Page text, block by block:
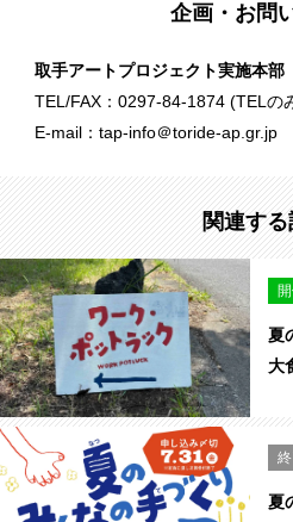
企画・お問
取手アートプロジェクト実施本部
TEL/FAX：0297-84-1874 (TELの
E-mail：tap-info＠toride-ap.gr.jp
関連す
夏
大
夏